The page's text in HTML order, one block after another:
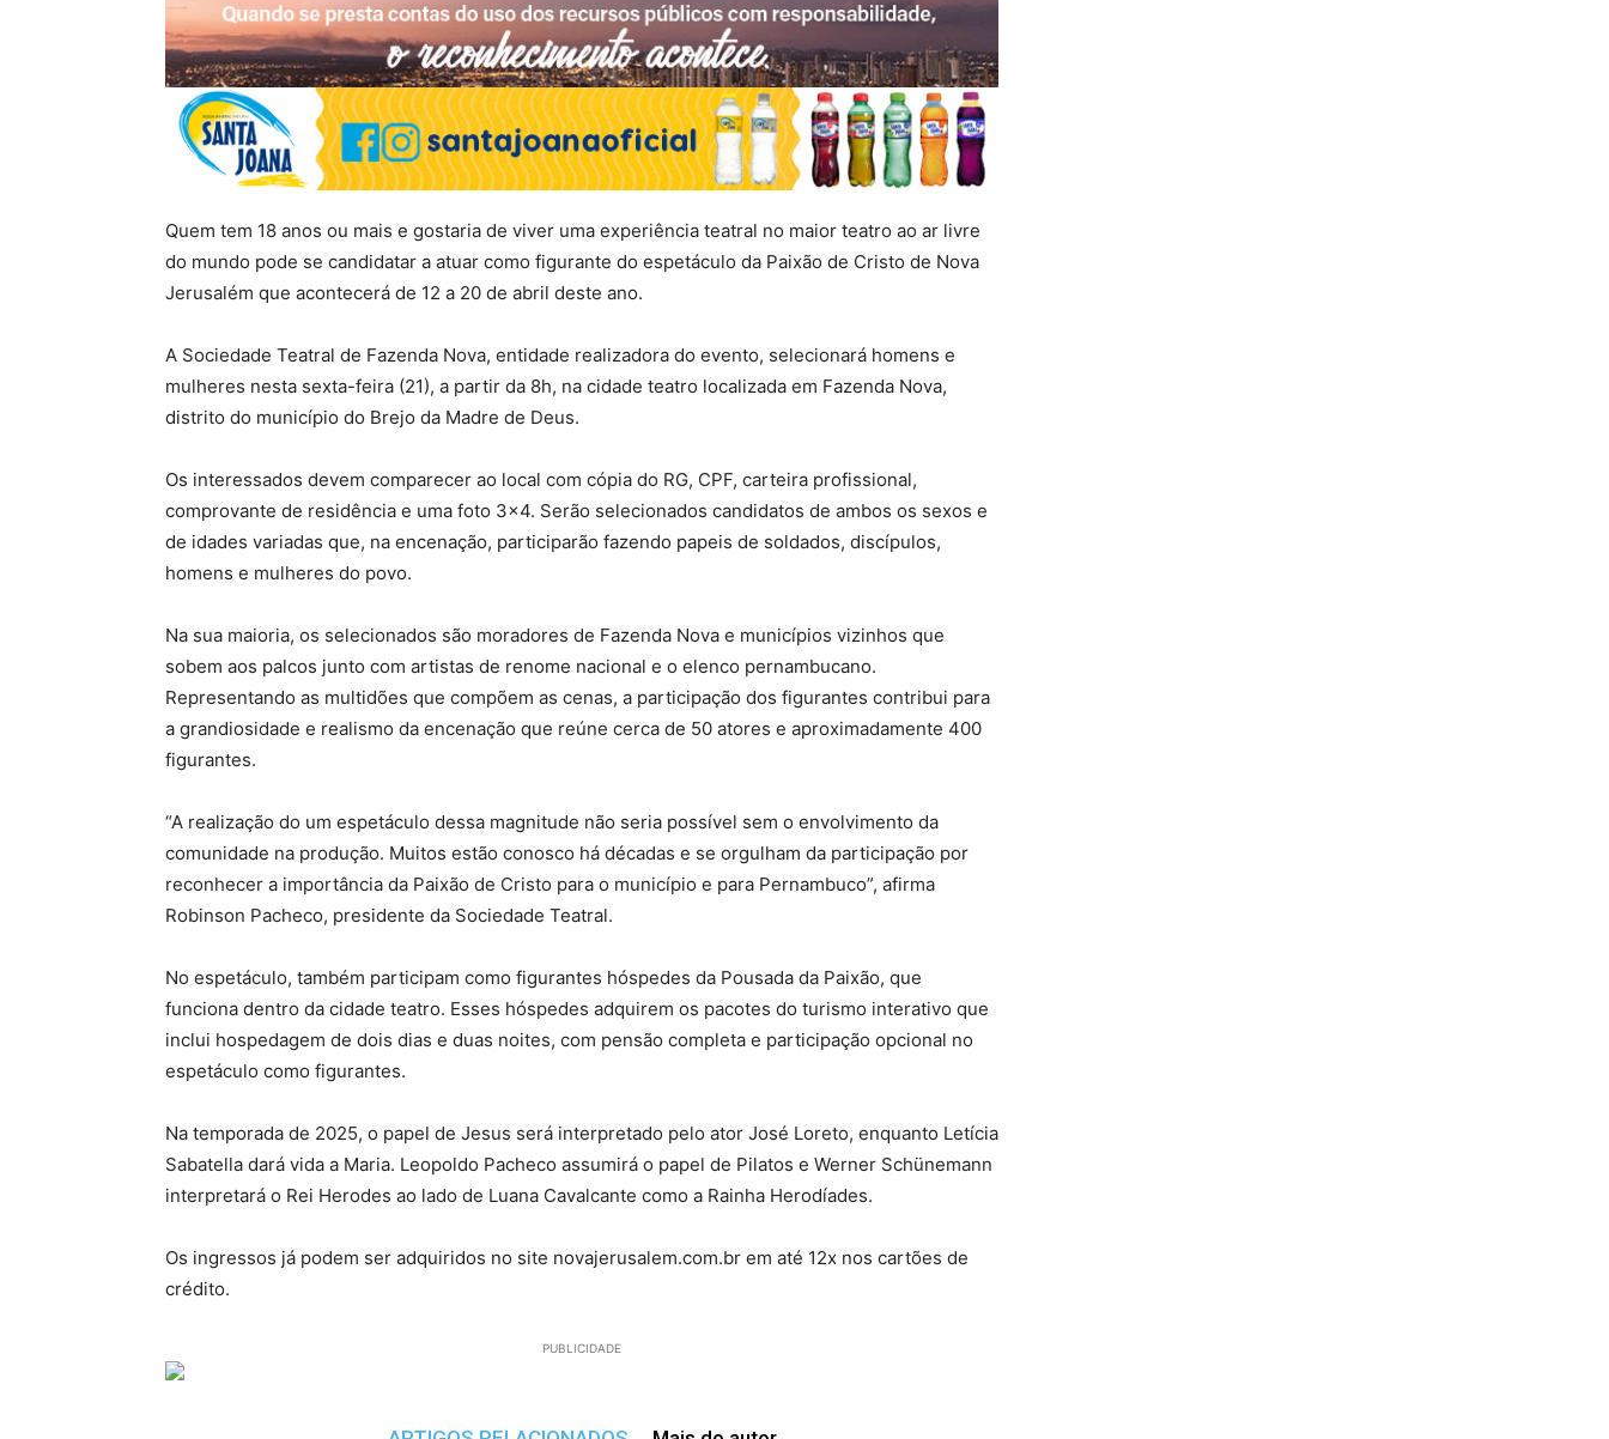
Quem tem 18 anos ou mais e gostaria de viver uma experiência teatral no maior teatro ao ar livre
do mundo pode se candidatar a atuar como figurante do espetáculo da Paixão de Cristo de Nova
Jerusalém que acontecerá de 12 a 20 de abril deste ano.
A Sociedade Teatral de Fazenda Nova, entidade realizadora do evento, selecionará homens e
mulheres nesta sexta-feira (21), a partir da 8h, na cidade teatro localizada em Fazenda Nova,
distrito do município do Brejo da Madre de Deus.
Os interessados devem comparecer ao local com cópia do RG, CPF, carteira profissional,
comprovante de residência e uma foto 3×4. Serão selecionados candidatos de ambos os sexos e
de idades variadas que, na encenação, participarão fazendo papeis de soldados, discípulos,
homens e mulheres do povo.
Na sua maioria, os selecionados são moradores de Fazenda Nova e municípios vizinhos que
sobem aos palcos junto com artistas de renome nacional e o elenco pernambucano.
Representando as multidões que compõem as cenas, a participação dos figurantes contribui para
a grandiosidade e realismo da encenação que reúne cerca de 50 atores e aproximadamente 400
figurantes.
“A realização do um espetáculo dessa magnitude não seria possível sem o envolvimento da
comunidade na produção. Muitos estão conosco há décadas e se orgulham da participação por
reconhecer a importância da Paixão de Cristo para o município e para Pernambuco”, afirma
Robinson Pacheco, presidente da Sociedade Teatral.
No espetáculo, também participam como figurantes hóspedes da Pousada da Paixão, que
funciona dentro da cidade teatro. Esses hóspedes adquirem os pacotes do turismo interativo que
inclui hospedagem de dois dias e duas noites, com pensão completa e participação opcional no
espetáculo como figurantes.
Na temporada de 2025, o papel de Jesus será interpretado pelo ator José Loreto, enquanto Letícia
Sabatella dará vida a Maria. Leopoldo Pacheco assumirá o papel de Pilatos e Werner Schünemann
interpretará o Rei Herodes ao lado de Luana Cavalcante como a Rainha Herodíades.
Os ingressos já podem ser adquiridos no site novajerusalem.com.br em até 12x nos cartões de
crédito.
PUBLICIDADE